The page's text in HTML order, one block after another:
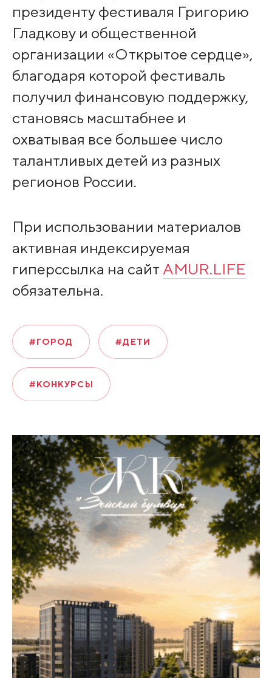
президенту фестиваля Григорию
Гладкову и общественной
организации «Открытое сердце»,
благодаря которой фестиваль
получил финансовую поддержку,
становясь масштабнее и
охватывая все большее число
талантливых детей из разных
регионов России. ⠀
При использовании материалов
активная индексируемая
гиперссылка на сайт AMUR.LIFE
обязательна.
#ГОРОД #ДЕТИ
#КОНКУРСЫ